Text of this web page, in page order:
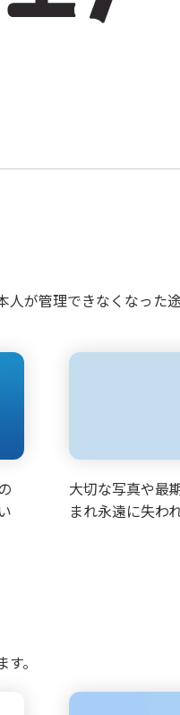
が管理できなくなった
大切な写真や最
まれ永遠に失わ
。